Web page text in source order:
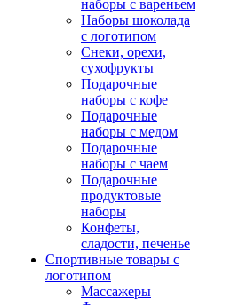
наборы с вареньем
Наборы шоколада
с логотипом
Снеки, орехи,
сухофрукты
Подарочные
наборы с кофе
Подарочные
наборы с медом
Подарочные
наборы с чаем
Подарочные
продуктовые
наборы
Конфеты,
сладости, печенье
Спортивные товары с
логотипом
Массажеры